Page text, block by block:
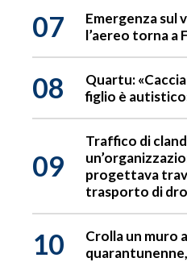
07
Emergenza sul
l’aereo torna a
08
Quartu:
figlio è
09
Traffico di
progettava
trasporto di
10
Crolla un muro